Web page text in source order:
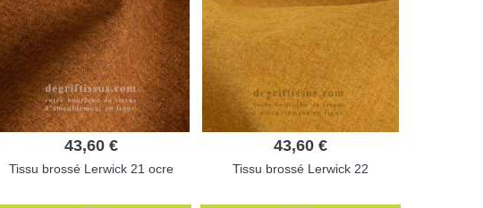
43,60 €
Tissu brossé Lerwick 21 ocre
43,60 €
Tissu brossé Lerwick 22